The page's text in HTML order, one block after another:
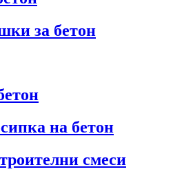
за бетон
на бетон
смеси